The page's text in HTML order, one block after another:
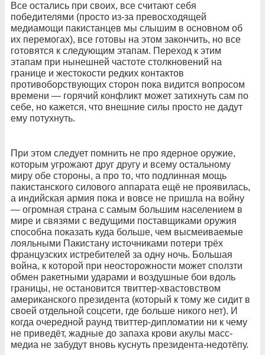
Все остались при своих, все считают себя
победителями (просто из-за превосходящей
медиамощи пакистанцев мы слышим в основном об
их перемогах), все готовы на этом закончить, но все
готовятся к следующим этапам. Переход к этим
этапам при нынешней частоте столкновений на
границе и жестокости редких контактов
противоборствующих сторон пока видится вопросом
времени — горячий конфликт может затихнуть сам по
себе, но кажется, что внешние силы просто не дадут
ему потухнуть.
При этом следует помнить не про ядерное оружие,
которым угрожают друг другу и всему остальному
миру обе стороны, а про то, что подлинная мощь
пакистанского силового аппарата ещё не проявилась,
а индийская армия пока и вовсе не пришла на войну
— огромная страна с самым большим населением в
мире и связями с ведущими поставщиками оружия
способна показать куда больше, чем высмеиваемые
лояльными Пакистану источниками потери трёх
французских истребителей за одну ночь. Большая
война, к которой при неосторожности может сползти
обмен ракетными ударами и воздушные бои вдоль
границы, не остановится твиттер-хвастовством
американского президента (который к тому же сидит в
своей отдельной соцсети, где больше никого нет). И
когда очередной раунд твиттер-дипломатии ни к чему
не приведёт, жадные до запаха крови акулы масс-
медиа не забудут вновь куснуть президента-недотёпу.